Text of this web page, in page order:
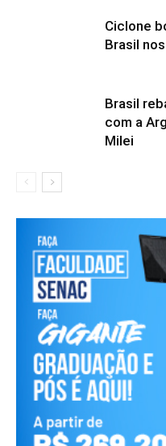
Ciclone
Brasil
Brasil
com a
Milei